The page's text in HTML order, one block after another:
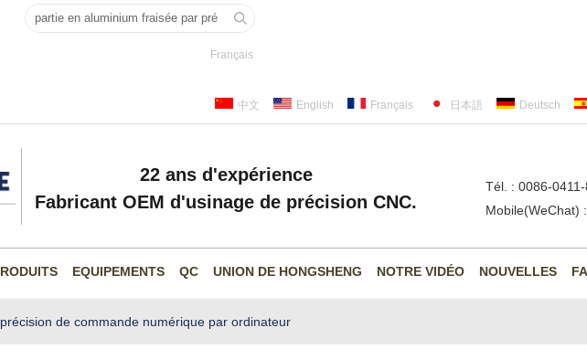
Français
中文 English Français 日本語 Deutsch
22 ans d'expérience
Fabricant OEM d'usinage de précision CNC.
Tél. : 0086-0411-
Mobile(WeChat)
EQUIPEMENTS QC UNION DE HONGSHENG NOTRE VIDÉO NOUVELLES
de commande numérique par ordinateur